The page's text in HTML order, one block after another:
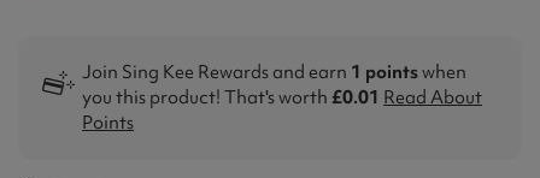
Join Sing Kee Rewards and earn 1 pointswhen
you this product! That's worth £0.01 Read About
Points